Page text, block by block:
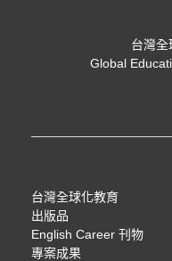
台灣全
Global
台灣全球化教育
出版品
English Career 刊物
專案成果